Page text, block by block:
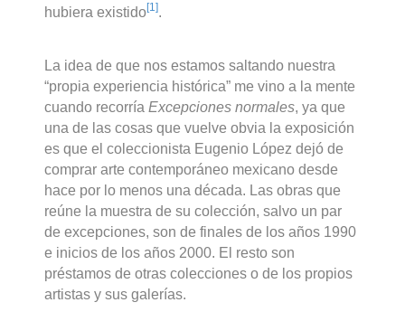
hubiera existido[1].
La idea de que nos estamos saltando nuestra
“propia experiencia histórica” me vino a la mente
cuando recorríaExcepciones normales, ya que
una de las cosas que vuelve obvia la exposición
es que el coleccionista Eugenio López dejó de
comprar arte contemporáneo mexicano desde
hace por lo menos una década. Las obras que
reúne la muestra de su colección, salvo un par
de excepciones, son de finales de los años 1990
e inicios de los años 2000. El resto son
préstamos de otras colecciones o de los propios
artistas y sus galerías.